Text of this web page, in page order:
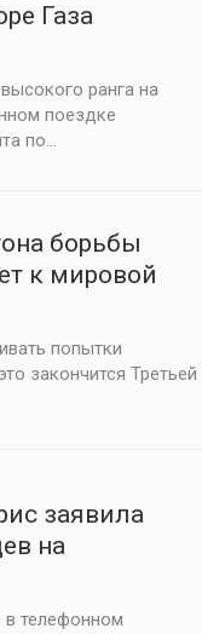
Газа
ранга на
поездке
по...
борьбы
к мировой
попытки
закончится Третьей
заявила
на
телефонном